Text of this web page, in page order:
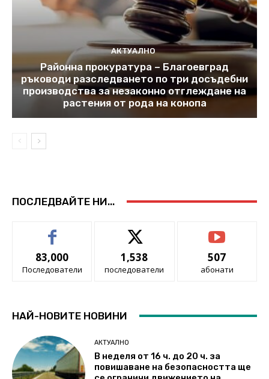
АКТУАЛНО
Районна прокуратура – Благоевград
ръководи разследването по три досъдебни
производства за незаконно отглеждане на
растения от рода на конопа
ПОСЛЕДВАЙТЕ НИ...
83,000
Последователи
1,538
последователи
507
абонати
НАЙ-НОВИТЕ НОВИНИ
АКТУАЛНО
В неделя от 16 ч. до 20 ч. за
повишаване на безопасността ще